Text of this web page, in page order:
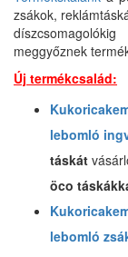
zsákok,
meggyőznek
Új termékcsalád:
lebomló
táskát
öco
lebomló